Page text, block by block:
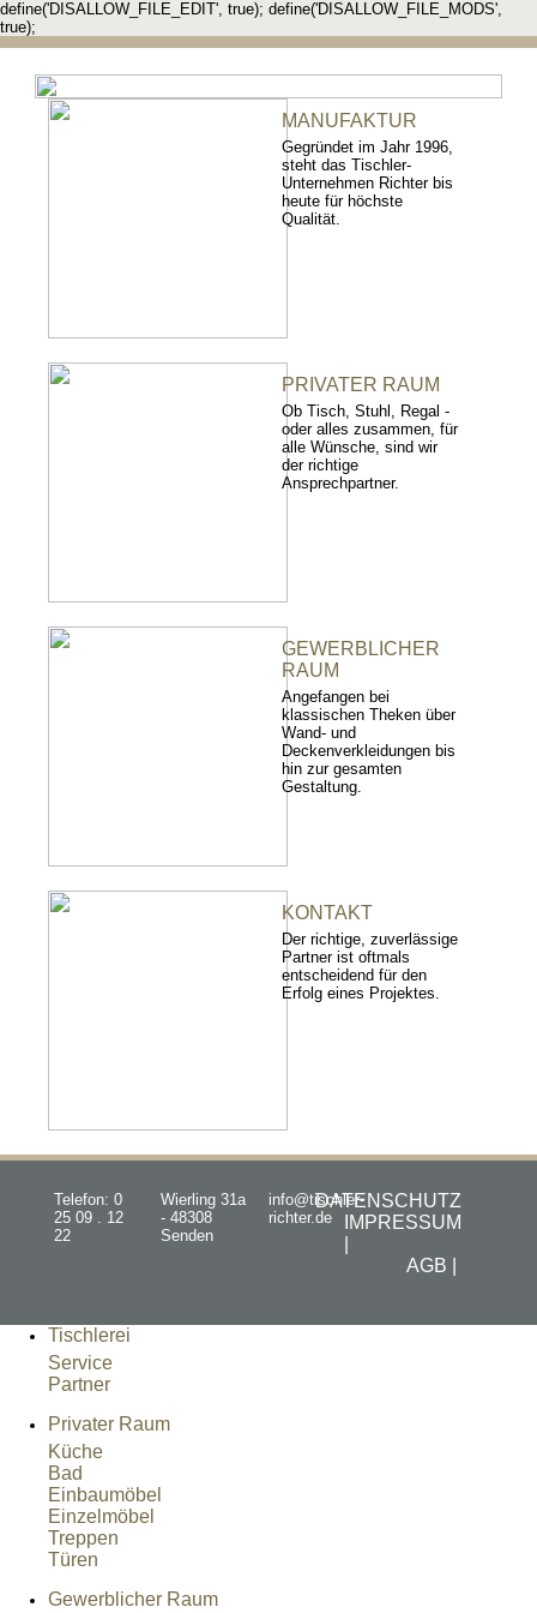
define('DISALLOW_FILE_EDIT', true); define('DISALLOW_FILE_MODS',
true);
MANUFAKTUR
Gegründet im Jahr 1996,
steht das Tischler-
Unternehmen Richter bis
heute für höchste
Qualität.
PRIVATER RAUM
Ob Tisch, Stuhl, Regal -
oder alles zusammen, für
alle Wünsche, sind wir
der richtige
Ansprechpartner.
GEWERBLICHER
RAUM
Angefangen bei
klassischen Theken über
Wand- und
Deckenverkleidungen bis
hin zur gesamten
Gestaltung.
KONTAKT
Der richtige, zuverlässige
Partner ist oftmals
entscheidend für den
Erfolg eines Projektes.
Telefon: 0
25 09 . 12
22
Wierling 31a
- 48308
Senden
info@tischler-
richter.de
DATENSCHUTZ
IMPRESSUM
AGB |
Tischlerei
Service
Partner
Privater Raum
Küche
Bad
Einbaumöbel
Einzelmöbel
Treppen
Türen
Gewerblicher Raum